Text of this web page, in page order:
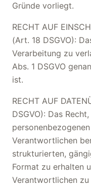
Gründe vorliegt.
RECHT AUF
(Art. 18 DSGVO):
Verarbeitung zu
Abs. 1 DSGVO
ist.
RECHT AUF
DSGVO): Das
Verantwortlichen
strukturierten,
Format zu erhalten
Verantwortlichen